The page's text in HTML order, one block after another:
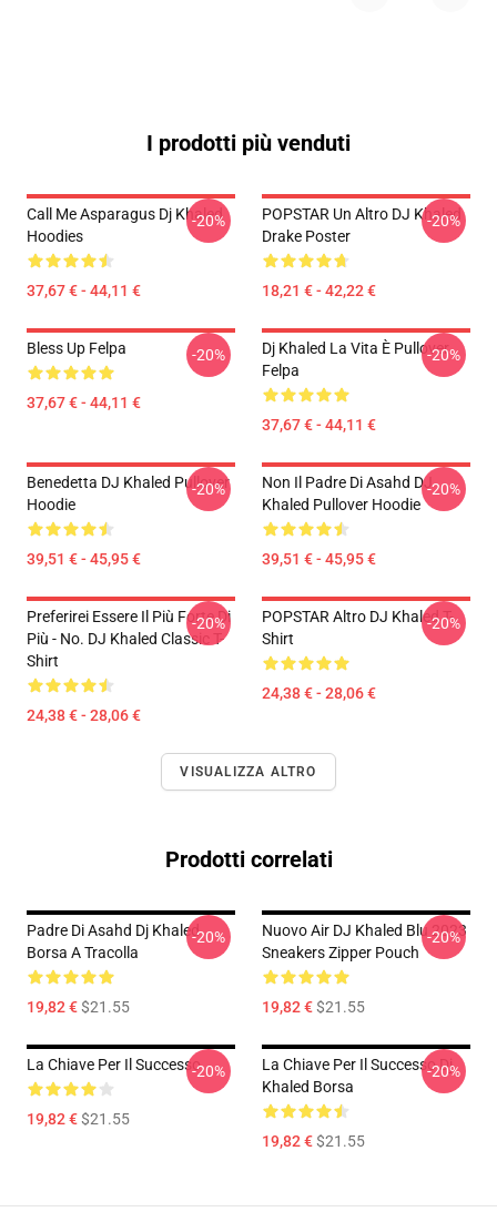
I prodotti più venduti
Call Me Asparagus Dj Khaled
Hoodies
37,67 € - 44,11 €
-20%
POPSTAR Un Altro DJ Khaled
Drake Poster
18,21 € - 42,22 €
-20%
Bless Up Felpa
37,67 € - 44,11 €
-20%
Dj Khaled La Vita È Pullover
Felpa
37,67 € - 44,11 €
-20%
Benedetta DJ Khaled Pullover
Hoodie
39,51 € - 45,95 €
-20%
Non Il Padre Di Asahd DJ
Khaled Pullover Hoodie
39,51 € - 45,95 €
-20%
Preferirei Essere Il Più Forte Di
Più - No. DJ Khaled Classic T-
Shirt
24,38 € - 28,06 €
-20%
POPSTAR Altro DJ Khaled T-
Shirt
24,38 € - 28,06 €
-20%
VISUALIZZA ALTRO
Prodotti correlati
Padre Di Asahd Dj Khaled
Borsa A Tracolla
19,82 €$21.55
-20%
Nuovo Air DJ Khaled Blu 2023
Sneakers Zipper Pouch
19,82 €$21.55
-20%
La Chiave Per Il Successo
19,82 €$21.55
-20%
La Chiave Per Il Successo Dj
Khaled Borsa
19,82 €$21.55
-20%